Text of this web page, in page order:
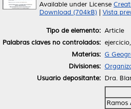
Available under License
Download (704kB)
Vista
Tipo de elemento: Article
Palabras claves no controlados:
Materias: G
Divisiones:
Usuario depositante: Dra.
Ramos